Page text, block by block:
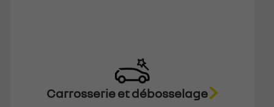
Carrosserie et débosselage